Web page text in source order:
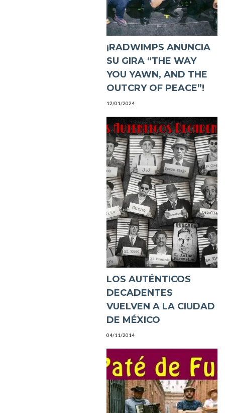
¡RADWIMPS ANUNCIA
SU GIRA “THE WAY
YOU YAWN, AND THE
OUTCRY OF PEACE”!
12/01/2024
LOS AUTÉNTICOS
DECADENTES
VUELVEN A LA CIUDAD
DE MÉXICO
04/11/2014